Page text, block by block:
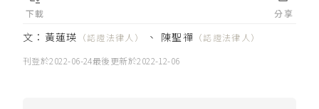
文： 黃蓮瑛 （認證法律人） 、 陳聖禪 （認證法律人）
刊登於2022-06-24最後更新於2022-12-06
下載 分享